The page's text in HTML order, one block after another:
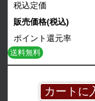
税込定価
販売価格(税込)
ポイント還元率
送料無料